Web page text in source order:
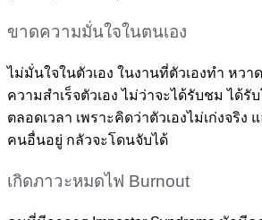
ขาดความมั่นใจในตนเอง
ไม่มั่นใจในตัวเอง ในงานที่ตัวเองทำ หวา
ความสำเร็จตัวเอง ไม่ว่าจะได้รับชม ได้
ตลอดเวลา เพราะคิดว่าตัวเองไม่เก่งจริง
คนอื่นอยู่ กลัวจะโดนจับได้
เกิดภาวะหมดไฟ Burnout